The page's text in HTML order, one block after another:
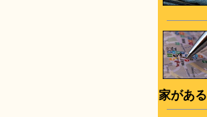
家がある